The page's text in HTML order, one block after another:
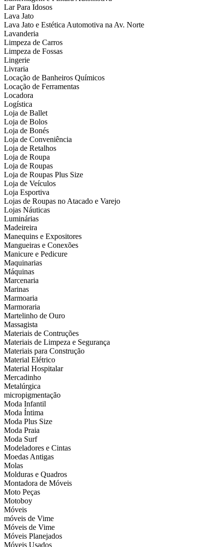
Lar Para Idosos
Lava Jato
Lava Jato e Estética Automotiva na Av. Norte
Lavanderia
Limpeza de Carros
Limpeza de Fossas
Lingerie
Livraria
Locação de Banheiros Químicos
Locação de Ferramentas
Locadora
Logística
Loja de Ballet
Loja de Bolos
Loja de Bonés
Loja de Conveniência
Loja de Retalhos
Loja de Roupa
Loja de Roupas
Loja de Roupas Plus Size
Loja de Veículos
Loja Esportiva
Lojas de Roupas no Atacado e Varejo
Lojas Náuticas
Luminárias
Madeireira
Manequins e Expositores
Mangueiras e Conexões
Manicure e Pedicure
Maquinarias
Máquinas
Marcenaria
Marinas
Marmoaria
Marmoraria
Martelinho de Ouro
Massagista
Materiais de Contruções
Materiais de Limpeza e Segurança
Materiais para Construção
Material Elétrico
Material Hospitalar
Mercadinho
Metalúrgica
micropigmentação
Moda Infantil
Moda Íntima
Moda Plus Size
Moda Praia
Moda Surf
Modeladores e Cintas
Moedas Antigas
Molas
Molduras e Quadros
Montadora de Móveis
Moto Peças
Motoboy
Móveis
móveis de Vime
Móveis de Vime
Móveis Planejados
Móveis Usados